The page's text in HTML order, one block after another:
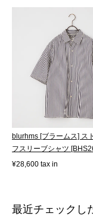
blurhms [ブラームス] ス
フスリーブシャツ
¥28,600 tax in
最近チェックし